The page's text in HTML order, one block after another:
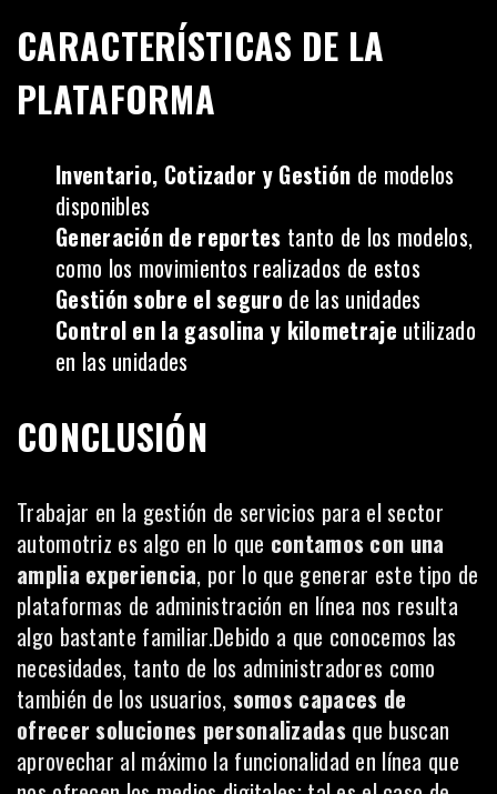
CARACTERÍSTICAS DE LA
PLATAFORMA
Inventario, Cotizador y Gestión de modelos
disponibles
Generación de reportes tanto de los modelos,
como los movimientos realizados de estos
Gestión sobre el seguro de las unidades
Control en la gasolina y kilometraje utilizado
en las unidades
CONCLUSIÓN
Trabajar en la gestión de servicios para el sector
automotriz es algo en lo que contamos con una
amplia experiencia, por lo que generar este tipo de
plataformas de administración en línea nos resulta
algo bastante familiar.Debido a que conocemos las
necesidades, tanto de los administradores como
también de los usuarios, somos capaces de
ofrecer soluciones personalizadasque buscan
aprovechar al máximo la funcionalidad en línea que